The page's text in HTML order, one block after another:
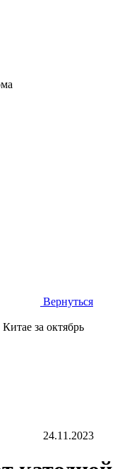
Вернуться
за октябрь
24.11.2023